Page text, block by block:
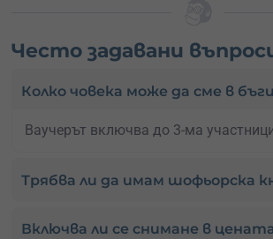
Често задавани
Колко човека може да сме в
Ваучерът включва до 3-ма
Трябва ли да имам шофьорска
Включва ли се снимане в